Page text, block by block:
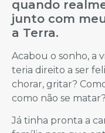
quando
junto com
a Terra.
Acabou o sonho, a
teria direito a ser
chorar, gritar?
como não se matar?
Já tinha pronta a